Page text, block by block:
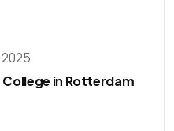
College in Rotterdam